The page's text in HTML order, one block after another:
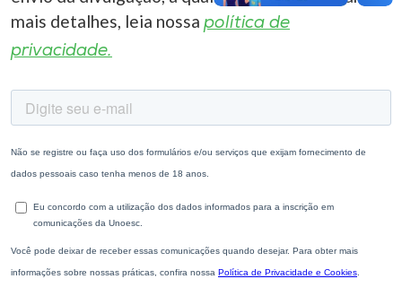
mais detalhes, leia nossa política de
privacidade.